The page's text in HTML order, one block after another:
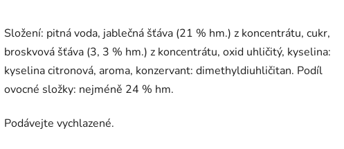
Složení: pitná voda, jablečná šťáva (21 % hm.) z koncentrátu, cukr,
broskvová šťáva (3, 3 % hm.) z koncentrátu, oxid uhličitý, kyselina:
kyselina citronová, aroma, konzervant: dimethyldiuhličitan. Podíl
ovocné složky: nejméně 24 % hm.
Podávejte vychlazené.